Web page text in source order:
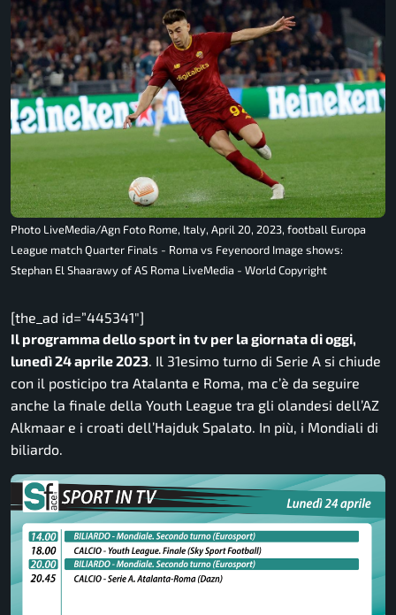
Photo LiveMedia/Agn Foto Rome, Italy, April 20, 2023, football Europa
League match Quarter Finals - Roma vs Feyenoord Image shows:
Stephan El Shaarawy of AS Roma LiveMedia - World Copyright
[the_ad id=”445341″]
Il programma dello sport in tv per la giornata di oggi,
lunedì 24 aprile 2023. Il 31esimo turno di Serie A si chiude
con il posticipo tra Atalanta e Roma, ma c’è da seguire
anche la finale della Youth League tra gli olandesi dell’AZ
Alkmaar e i croati dell’Hajduk Spalato. In più, i Mondiali di
biliardo.